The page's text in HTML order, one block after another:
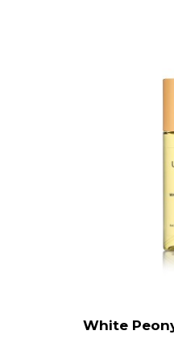
White